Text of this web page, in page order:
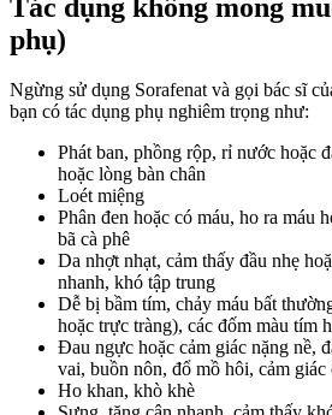
Tác dụng không mong
phụ)
Ngừng sử dụng Sorafenat và gọi bác sĩ
bạn có tác dụng phụ nghiêm trọng như:
Phát ban, phồng rộp, rỉ nước hoặc
hoặc lòng bàn chân
Loét miệng
Phân đen hoặc có máu, ho ra máu
bã cà phê
Da nhợt nhạt, cảm thấy đầu nhẹ
nhanh, khó tập trung
Dễ bị bầm tím, chảy máu bất
hoặc trực tràng), các đốm màu tím
Đau ngực hoặc cảm giác nặng nề,
vai, buồn nôn, đổ mồ hôi, cảm
Ho khan, khò khè